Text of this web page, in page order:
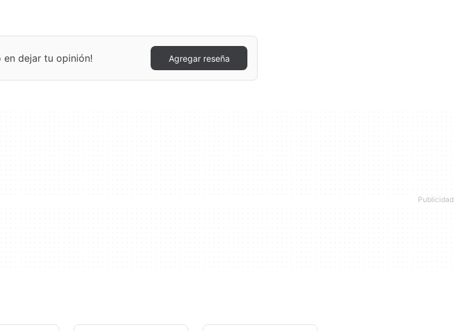
en dejar tu opinión! Agregar reseña